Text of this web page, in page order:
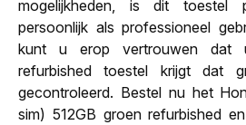
mogelijkheden, is dit toestel
persoonlijk als professioneel
kunt u erop vertrouwen dat
refurbished toestel krijgt dat
gecontroleerd. Bestel nu het
sim) 512GB groen refurbished